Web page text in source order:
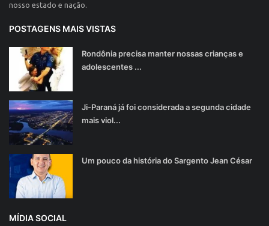
nosso estado e nação.
POSTAGENS MAIS VISTAS
Rondônia precisa manter nossas crianças e
adolescentes ...
Ji-Paraná já foi considerada a segunda cidade
mais viol...
Um pouco da história do Sargento Jean César
MÍDIA SOCIAL